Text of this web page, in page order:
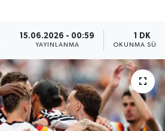
15.06.2026 - 00:59
YAYINLANMA
1 DK
OKUNMA